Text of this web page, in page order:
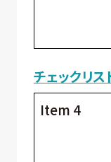
チェックリ
Item 4